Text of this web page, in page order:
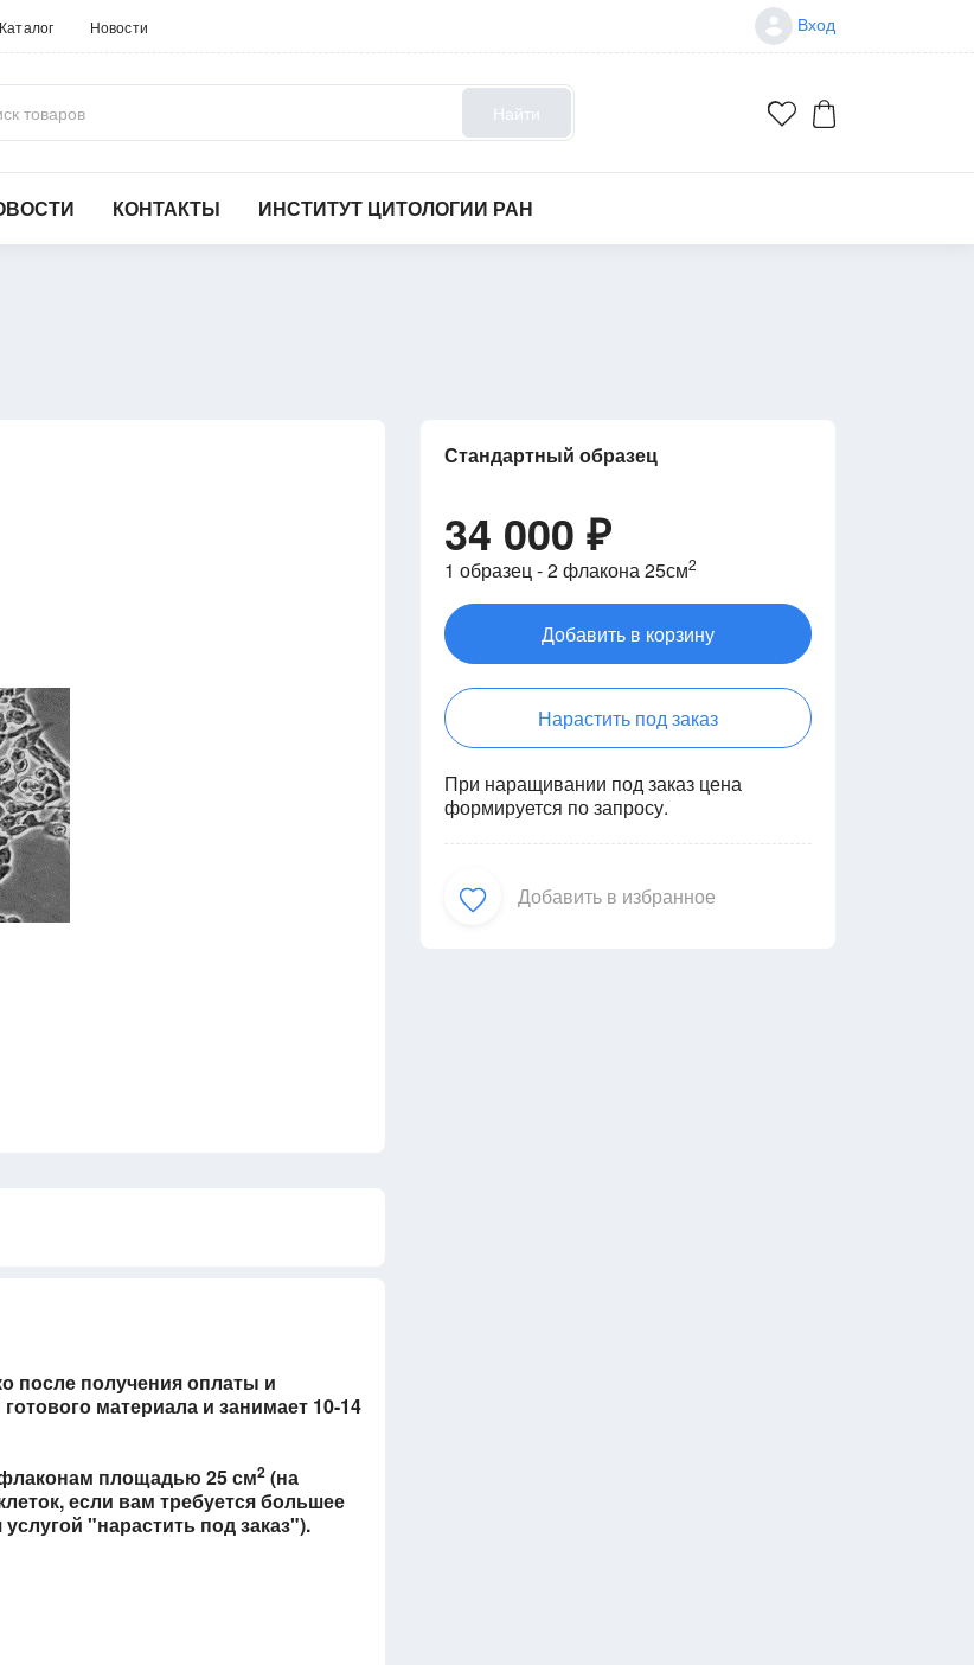
Каталог Новости Вход
Найти
КОНТАКТЫ ИНСТИТУТ ЦИТОЛОГИИ РАН
после получения оплаты и
материала и занимает 10-14
площадью 25 см2 (на
если вам требуется большее
"нарастить под заказ").
Стандартный образец
34 000 ₽
1 образец - 2 флакона 25см2
Добавить в корзину
Нарастить под заказ
При наращивании под заказ цена
формируется по запросу.
Добавить в избранное